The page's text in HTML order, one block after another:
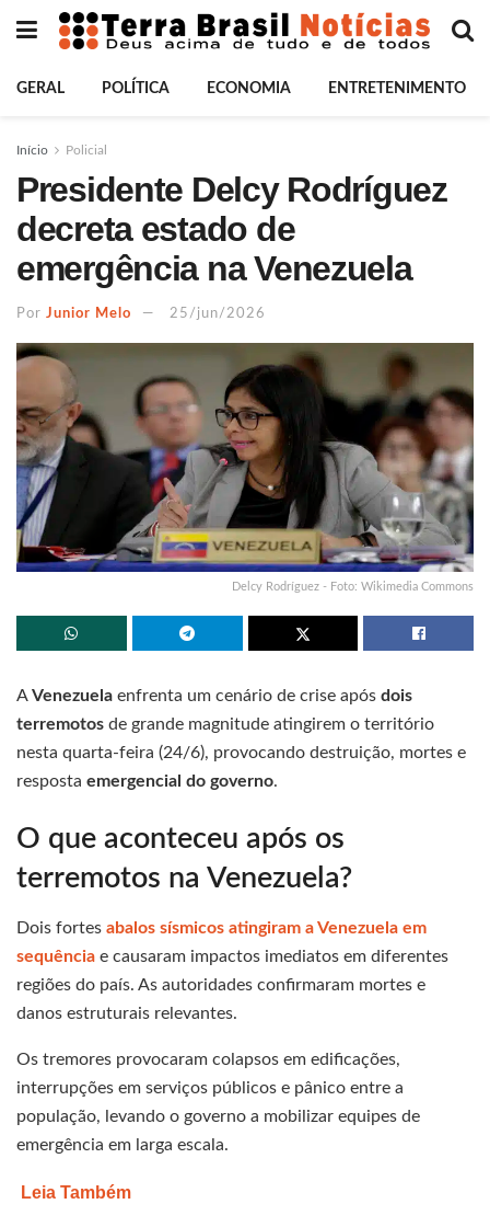
GERAL POLÍTICA ECONOMIA ENTRETENIMENTO
Início Policial
Presidente Delcy Rodríguez
decreta estado de
emergência na Venezuela
Por Junior Melo 25/jun/2026
Delcy Rodríguez - Foto: Wikimedia Commons
AVenezuela enfrenta um cenário de crise após dois
terremotos de grande magnitude atingirem o território
nesta quarta-feira (24/6), provocando destruição, mortes e
resposta emergencial do governo.
O que aconteceu após os
terremotos na Venezuela?
Dois fortes abalos sísmicos atingiram a Venezuela em
sequência e causaram impactos imediatos em diferentes
regiões do país. As autoridades confirmaram mortes e
danos estruturais relevantes.
Os tremores provocaram colapsos em edificações,
interrupções em serviços públicos e pânico entre a
população, levando o governo a mobilizar equipes de
emergência em larga escala.
Leia Também